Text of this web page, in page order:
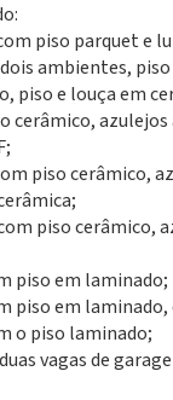
piso parquet e
ambientes,
piso e louça em
cerâmico,
piso cerâmico,
piso cerâmico,
piso em laminado;
piso em laminado,
o piso laminado;
vagas de